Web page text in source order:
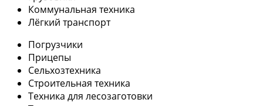
Коммунальная техника
Лёгкий транспорт
Погрузчики
Прицепы
Сельхозтехника
Строительная техника
Техника для лесозаготовки